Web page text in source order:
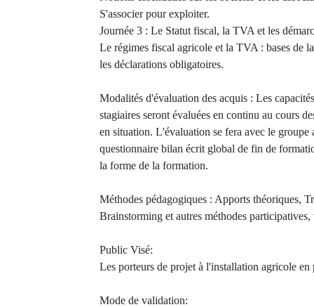
S'associer pour exploiter.
Journée 3 : Le Statut fiscal, la TVA et les
Le régimes fiscal agricole et la TVA : bases de
les déclarations obligatoires.
Modalités d'évaluation des acquis : Les
stagiaires seront évaluées en continu au cours
en situation. L'évaluation se fera avec le groupe
questionnaire bilan écrit global de fin de
la forme de la formation.
Méthodes pédagogiques : Apports théoriques,
Brainstorming et autres méthodes
Public Visé:
Les porteurs de projet à l'installation agricole en
Mode de validation: